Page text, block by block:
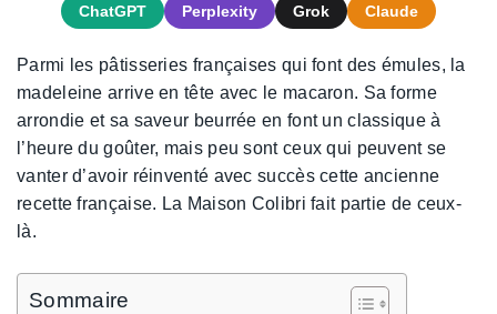
ChatGPT Perplexity Grok Claude
Parmi les pâtisseries françaises qui font des émules, la
madeleine arrive en tête avec le macaron. Sa forme
arrondie et sa saveur beurrée en font un classique à
l’heure du goûter, mais peu sont ceux qui peuvent se
vanter d’avoir réinventé avec succès cette ancienne
recette française. La Maison Colibri fait partie de ceux-
là.
Sommaire